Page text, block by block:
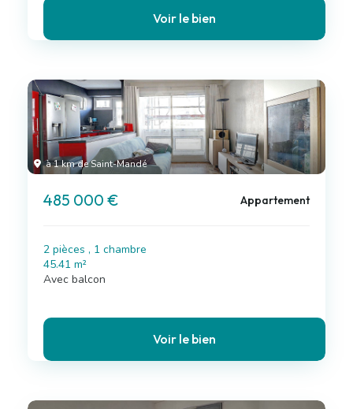
Voir le bien
à 1 km de Saint-Mandé
485 000 € Appartement
2 pièces , 1 chambre
45.41 m²
Avec balcon
Voir le bien